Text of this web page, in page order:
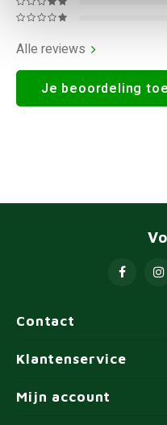
Alle reviews
Je beoordeling
Contact
Klantenservice
Mijn account